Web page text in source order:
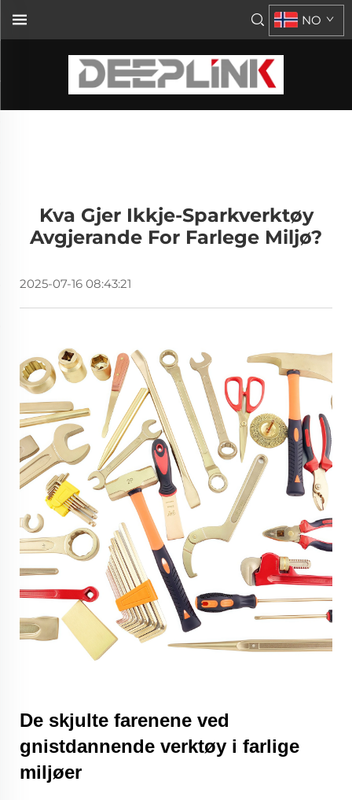
NO
Kva Gjer Ikkje-Sparkverktøy
Avgjerande For Farlege Miljø?
2025-07-16 08:43:21
De skjulte farenene ved
gnistdannende verktøy i farlige
miljøer